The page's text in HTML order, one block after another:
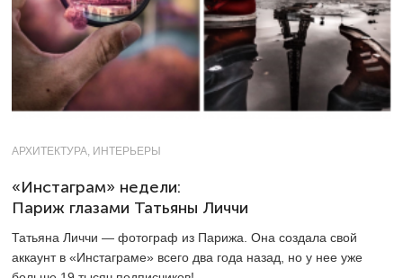
АРХИТЕКТУРА, ИНТЕРЬЕРЫ
«Инстаграм» недели:
Париж глазами Татьяны Личчи
Татьяна Личчи — фотограф из Парижа. Она создала свой
аккаунт в «Инстаграме» всего два года назад, но у нее уже